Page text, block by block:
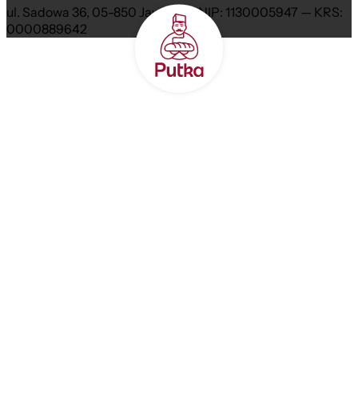
ul. Sadowa 36, 05-850 Jawczyce NIP: 1130005947 — KRS:
0000889642